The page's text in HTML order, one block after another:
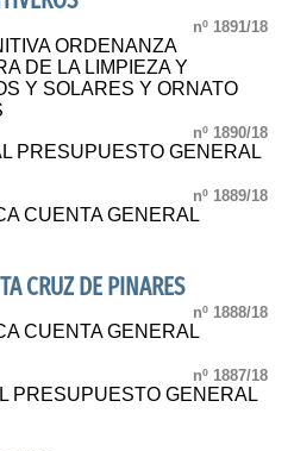
nº 1891/18
ORDENANZA
DE LA LIMPIEZA Y
Y SOLARES Y ORNATO
nº 1890/18
PRESUPUESTO GENERAL
nº 1889/18
CUENTA GENERAL
CRUZ DE PINARES
nº 1888/18
CUENTA GENERAL
nº 1887/18
PRESUPUESTO GENERAL